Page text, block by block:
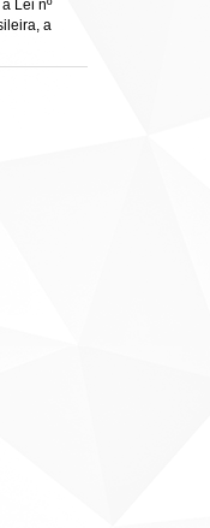
Lei nº
a